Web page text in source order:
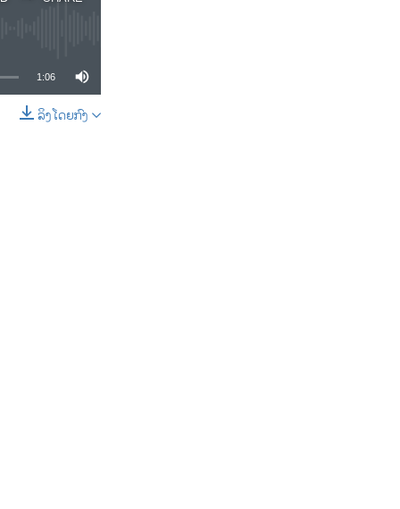
SHARE
1:06
ລິງໂດຍກົງ